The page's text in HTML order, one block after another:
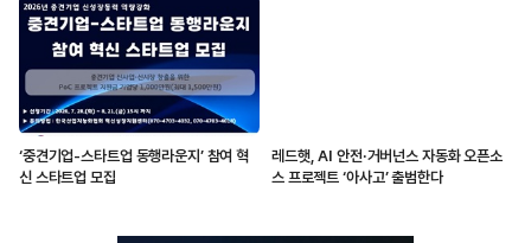
‘중견기업-스타트업 동행라운지’ 참여 혁
신 스타트업 모집
레드햇, AI 안전·거버넌스 자동화 오픈소
스 프로젝트 ‘아사고’ 출범한다